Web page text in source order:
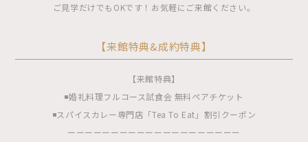
ご見学だけでもOKです！お気軽にご来館ください。
【来館特典&成約特典】
【来館特典】
◾️婚礼料理フルコース試食会 無料ペアチケット
◾️スパイスカレー専門店「Tea To Eat」割引クーポン
ーーーーーーーーーーーーーーーーーーーー